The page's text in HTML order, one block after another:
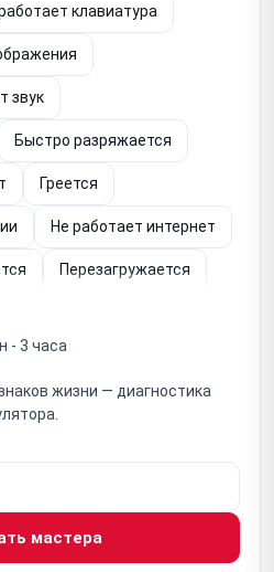
клавиатура
звук
Быстро разряжается
Греется
Не работает интернет
Перезагружается
Не загружается
- 3 часа
жизни — диагностика
мастера